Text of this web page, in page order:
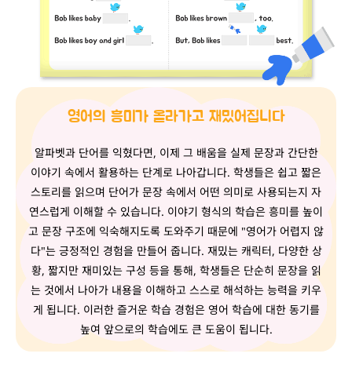
영어의 흥미가 올라가고 재밌어집니다
알파벳과 단어를 익혔다면, 이제 그 배움을 실제 문장과 간단한
이야기 속에서 활용하는 단계로 나아갑니다. 학생들은 쉽고 짧은
스토리를 읽으며 단어가 문장 속에서 어떤 의미로 사용되는지 자
연스럽게 이해할 수 있습니다. 이야기 형식의 학습은 흥미를 높이
고 문장 구조에 익숙해지도록 도와주기 때문에 "영어가 어렵지 않
다"는 긍정적인 경험을 만들어 줍니다. 재밌는 캐릭터, 다양한 상
황, 짧지만 재미있는 구성 등을 통해, 학생들은 단순히 문장을 읽
는 것에서 나아가 내용을 이해하고 스스로 해석하는 능력을 키우
게 됩니다. 이러한 즐거운 학습 경험은 영어 학습에 대한 동기를
높여 앞으로의 학습에도 큰 도움이 됩니다.